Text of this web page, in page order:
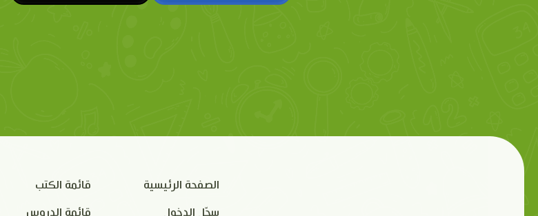
الصفحة الرئيسية
سجّل الدخول
قائمة الكتب
قائمة الدروس